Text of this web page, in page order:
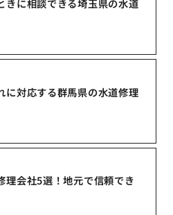
きに相談できる埼玉県の水道
に対応する群馬県の水道修理
理会社5選！地元で信頼でき